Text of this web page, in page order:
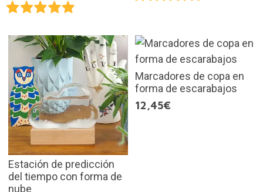
Estación de predicción
del tiempo con forma de
nube
Marcadores de copa en
forma de escarabajos
12,45€